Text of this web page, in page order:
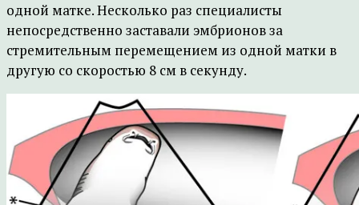
одной матке. Несколько раз специалисты
непосредственно заставали эмбрионов за
стремительным перемещением из одной матки в
другую со скоростью 8 см в секунду.